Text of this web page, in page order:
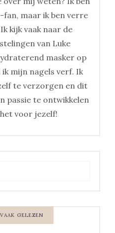
maar ik ben verre
kijk vaak naar de
van Luke
masker op
mijn nagels verf. Ik
te verzorgen en dit
passie te ontwikkelen
voor jezelf!
GELEZEN